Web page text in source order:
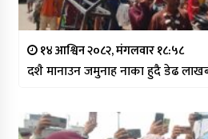
१४ आश्विन २०८२, मंगलवार १८:५८
दशै मानाउन जमुनाह नाका हुदै डेढ